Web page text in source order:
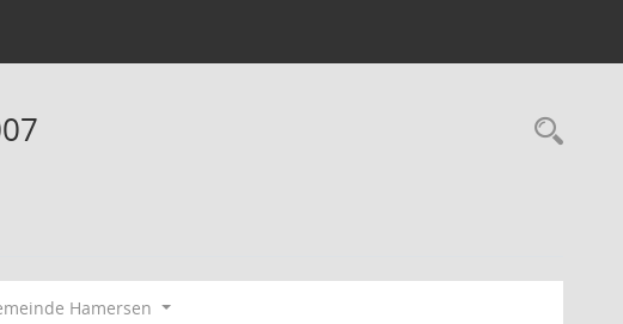
Hamersen